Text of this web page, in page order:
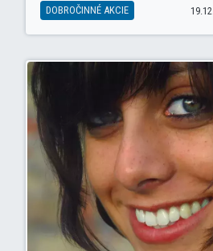
DOBROČINNÉ AKCIE